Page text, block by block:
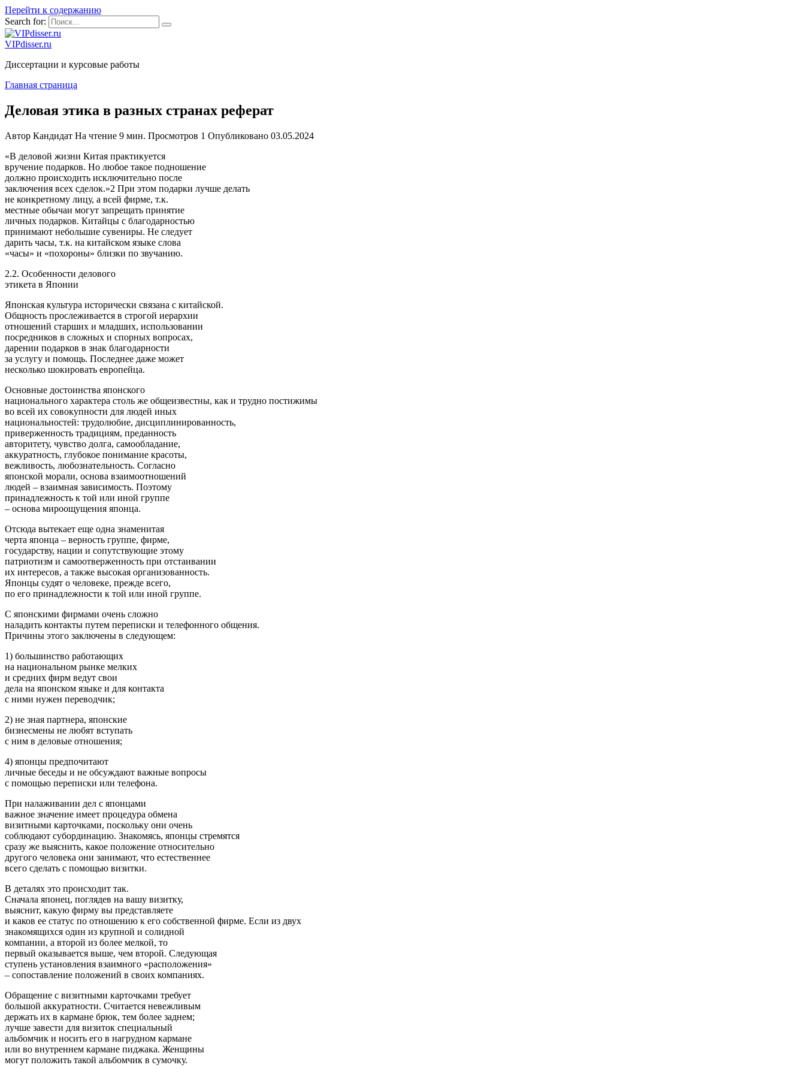
Перейти к содержанию
Search for:
VIPdisser.ru
Диссертации и курсовые работы
Главная страница
Деловая этика в разных странах реферат
Автор Кандидат На чтение 9 мин. Просмотров 1 Опубликовано 03.05.2024
«В деловой жизни Китая практикуется
вручение подарков. Но любое такое подношение
должно происходить исключительно после
заключения всех сделок.»2 При этом подарки лучше делать
не конкретному лицу, а всей фирме, т.к.
местные обычаи могут запрещать принятие
личных подарков. Китайцы с благодарностью
принимают небольшие сувениры. Не следует
дарить часы, т.к. на китайском языке слова
«часы» и «похороны» близки по звучанию.
2.2. Особенности делового
этикета в Японии
Японская культура исторически связана с китайской.
Общность прослеживается в строгой иерархии
отношений старших и младших, использовании
посредников в сложных и спорных вопросах,
дарении подарков в знак благодарности
за услугу и помощь. Последнее даже может
несколько шокировать европейца.
Основные достоинства японского
национального характера столь же общеизвестны, как и трудно постижимы
во всей их совокупности для людей иных
национальностей: трудолюбие, дисциплинированность,
приверженность традициям, преданность
авторитету, чувство долга, самообладание,
аккуратность, глубокое понимание красоты,
вежливость, любознательность. Согласно
японской морали, основа взаимоотношений
людей – взаимная зависимость. Поэтому
принадлежность к той или иной группе
– основа мироощущения японца.
Отсюда вытекает еще одна знаменитая
черта японца – верность группе, фирме,
государству, нации и сопутствующие этому
патриотизм и самоотверженность при отстаивании
их интересов, а также высокая организованность.
Японцы судят о человеке, прежде всего,
по его принадлежности к той или иной группе.
С японскими фирмами очень сложно
наладить контакты путем переписки и телефонного общения.
Причины этого заключены в следующем:
1) большинство работающих
на национальном рынке мелких
и средних фирм ведут свои
дела на японском языке и для контакта
с ними нужен переводчик;
2) не зная партнера, японские
бизнесмены не любят вступать
с ним в деловые отношения;
4) японцы предпочитают
личные беседы и не обсуждают важные вопросы
с помощью переписки или телефона.
При налаживании дел с японцами
важное значение имеет процедура обмена
визитными карточками, поскольку они очень
соблюдают субординацию. Знакомясь, японцы стремятся
сразу же выяснить, какое положение относительно
другого человека они занимают, что естественнее
всего сделать с помощью визитки.
В деталях это происходит так.
Сначала японец, поглядев на вашу визитку,
выяснит, какую фирму вы представляете
и каков ее статус по отношению к его собственной фирме. Если из двух
знакомящихся один из крупной и солидной
компании, а второй из более мелкой, то
первый оказывается выше, чем второй. Следующая
ступень установления взаимного «расположения»
– сопоставление положений в своих компаниях.
Обращение с визитными карточками требует
большой аккуратности. Считается невежливым
держать их в кармане брюк, тем более заднем;
лучше завести для визиток специальный
альбомчик и носить его в нагрудном кармане
или во внутреннем кармане пиджака. Женщины
могут положить такой альбомчик в сумочку.